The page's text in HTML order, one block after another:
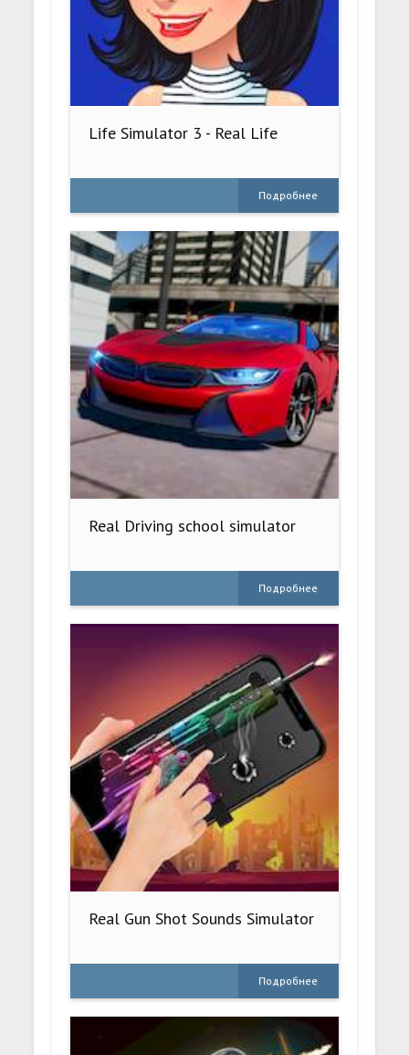
Life Simulator 3 - Real Life
Подробнее
Real Driving school simulator
Подробнее
Real Gun Shot Sounds Simulator
Подробнее